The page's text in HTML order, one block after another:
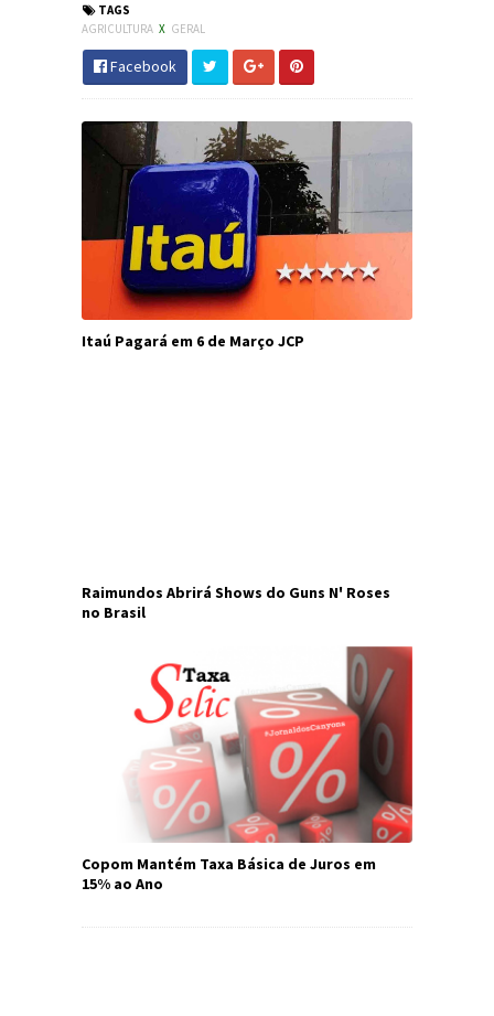
TAGS
AGRICULTURA X GERAL
Facebook
Itaú Pagará em 6 de Março JCP
Raimundos Abrirá Shows do Guns N' Roses
no Brasil
Copom Mantém Taxa Básica de Juros em
15% ao Ano